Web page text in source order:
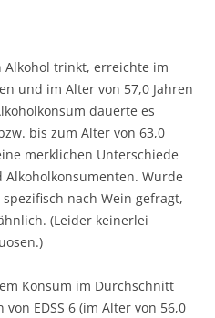
Alkohol trinkt, erreichte im
und im Alter von 57,0 Jahren
dauerte es
bis zum Alter von 63,0
merklichen Unterschiede
Wurde
nach Wein gefragt,
(Leider keinerlei
Konsum im Durchschnitt
EDSS 6 (im Alter von 56,0